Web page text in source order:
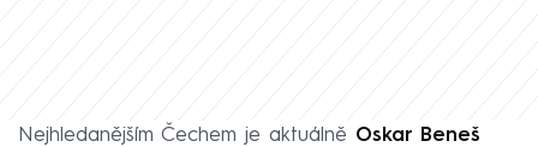
Nejhledanějším Čechem je aktuálně Oskar Beneš